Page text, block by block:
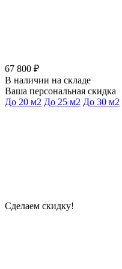
67 800 ₽
В наличии на складе
Ваша персональная скидка
До 20 м2 До 25 м2 До 30 м2
Сделаем скидку!